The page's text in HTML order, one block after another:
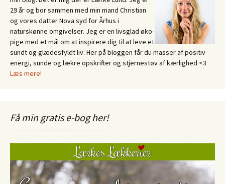
29 år og bor sammen med min mand Christian
og vores datter Nova syd for Århus i
naturskønne omgivelser. Jeg er en livsglad øko-
pige med et mål om at inspirere dig til at leve et
sundt og glædesfyldt liv. Her på bloggen får du masser af positiv
energi, sunde og lækre opskrifter og stjernestøv af kærlighed <3
Læs mere!
Få min gratis e-bog her!